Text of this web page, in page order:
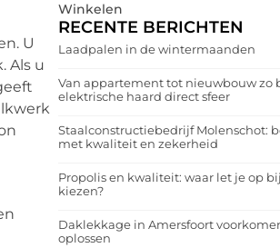
U
Als u
Winkelen
RECENTE BERICHTEN
Laadpalen in de wintermaanden
Van appartement tot nieuwbouw zo
elektrische haard direct sfeer
Staalconstructiebedrijf Molenschot:
met kwaliteit en zekerheid
Propolis en kwaliteit: waar let je op
kiezen?
Daklekkage in Amersfoort
oplossen